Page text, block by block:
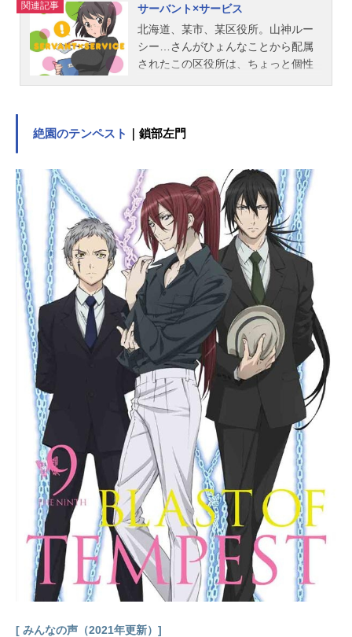
関連記事
サーバント×サービス
北海道、某市、某区役所。山神ルー
シー…さんがひょんなことから配属
されたこの区役所は、ちょっと個性
（！？）する“お役所WORK”コメディ
係ありません☆作品名サーバント×サ
ービス放送形態TVアニメスケジュー
ル2013年7月4日（木）～2013年9月
26日（木）朝日放送ほか話数全13話
キャスト山神ルーシー(略)：茅野愛衣
長谷部豊：鈴木達央三好紗耶：中原
麻衣千早恵：豊崎愛生一宮大志：櫻
井孝宏一宮塔子：大久保瑠美百井兼
蔵：小山力也百井花音：日高里菜田
中さん：高橋美佳子田中譲二：柿原
徹也長谷部薫：小林ゆうスタッフ原
作：高津カリノ（掲載月刊「ビッグ
ガンガン」スクウェア・エニックス
刊）監督：山本靖貴脚本：下山健人
キャラクターデザイン：西位輝実音
楽：MONACA音響制作：HALFH・P
STUDIO音響監督：藤田亜紀子制作：
A-1Pictures製作：サーバント×サービ
ス製作委員会主題歌OP：「めいあい
へるぷゆー？」山神ルーシー（略）
（茅野愛衣）、三好紗耶（中原麻
衣）、千早恵（豊崎愛生）ED：「ハ
チミツ時間」山神ルーシー（略）
（茅野愛衣）、三好紗耶（中原麻
衣）、千早...
絶園のテンペスト ｜鎖部左門
[ みんなの声（2021年更新）]